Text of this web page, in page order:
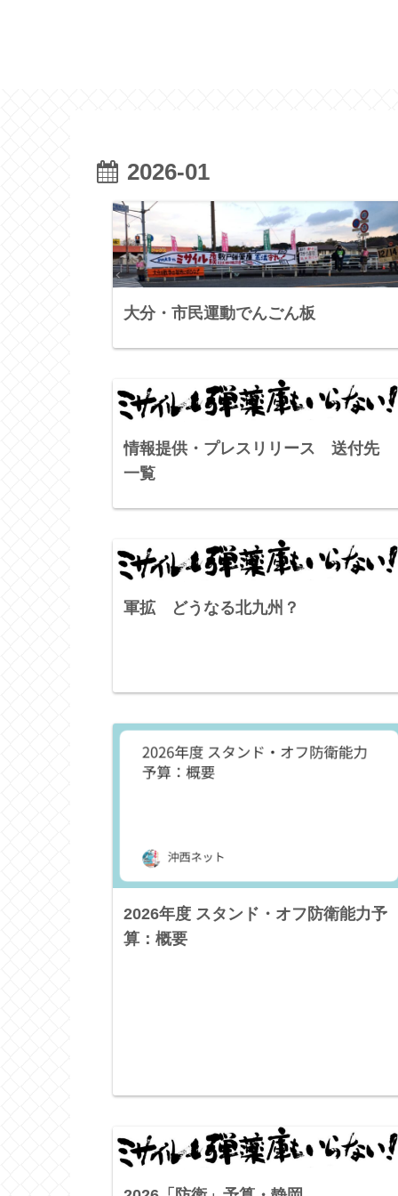
2026-01
大分・市民運動でんごん板
情報提供・プレスリリース 送付先
一覧
軍拡 どうなる北九州？
2026年度 スタンド・オフ防衛能力予
算：概要